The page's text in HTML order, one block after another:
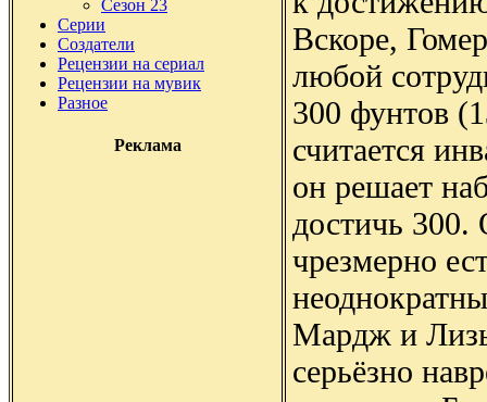
Сезон 23
Серии
Создатели
Рецензии на сериал
Рецензии на мувик
Разное
Реклама
Вскоре,
любой
300 фунтов
считается
он решает
достичь 300.
чрезмерно
Мардж и
серьёзно